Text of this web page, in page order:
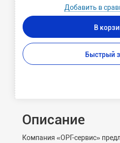
Добавить в
В
Быстрый
Описание
Компания «ОРГ-сервис»